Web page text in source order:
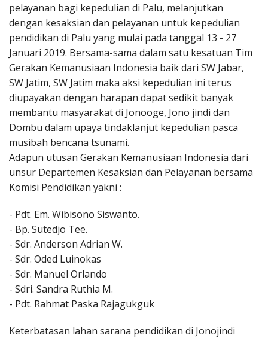
pelayanan bagi kepedulian di Palu, melanjutkan
dengan kesaksian dan pelayanan untuk kepedulian
pendidikan di Palu yang mulai pada tanggal 13 - 27
Januari 2019. Bersama-sama dalam satu kesatuan Tim
Gerakan Kemanusiaan Indonesia baik dari SW Jabar,
SW Jatim, SW Jatim maka aksi kepedulian ini terus
diupayakan dengan harapan dapat sedikit banyak
membantu masyarakat di Jonooge, Jono jindi dan
Dombu dalam upaya tindaklanjut kepedulian pasca
musibah bencana tsunami.
Adapun utusan Gerakan Kemanusiaan Indonesia dari
unsur Departemen Kesaksian dan Pelayanan bersama
Komisi Pendidikan yakni :
- Pdt. Em. Wibisono Siswanto.
- Bp. Sutedjo Tee.
- Sdr. Anderson Adrian W.
- Sdr. Oded Luinokas
- Sdr. Manuel Orlando
- Sdri. Sandra Ruthia M.
- Pdt. Rahmat Paska Rajagukguk
Keterbatasan lahan sarana pendidikan di Jonojindi